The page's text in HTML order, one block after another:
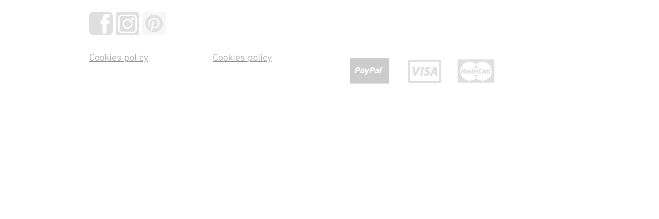
Cookies policy Cookies policy